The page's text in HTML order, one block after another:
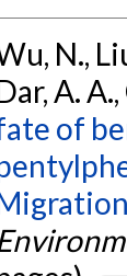
N.,
A.
of